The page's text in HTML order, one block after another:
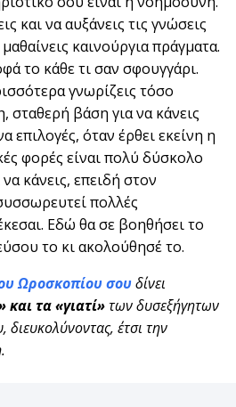
και να αυξάνεις τις γνώσεις
καινούργια πράγματα.
το κάθε τι σαν σφουγγάρι.
γνωρίζεις τόσο
σταθερή βάση για να κάνεις
επιλογές, όταν έρθει εκείνη η
φορές είναι πολύ δύσκολο
να κάνεις, επειδή στον
πολλές
Εδώ θα σε βοηθήσει το
το κι ακολούθησέ το.
Ωροσκοπίου σουδίνει
τα «γιατί»των δυσεξήγητων
διευκολύνοντας, έτσι την